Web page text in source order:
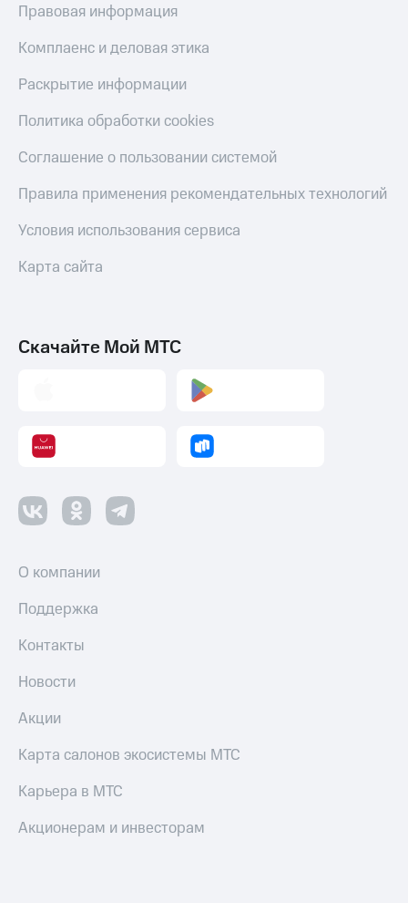
Правовая информация
Комплаенс и деловая этика
Раскрытие информации
Политика обработки cookies
Соглашение о пользовании системой
Правила применения рекомендательных технологий
Условия использования сервиса
Карта сайта
Скачайте Мой МТС
О компании
Поддержка
Контакты
Новости
Акции
Карта салонов экосистемы МТС
Карьера в МТС
Акционерам и инвесторам